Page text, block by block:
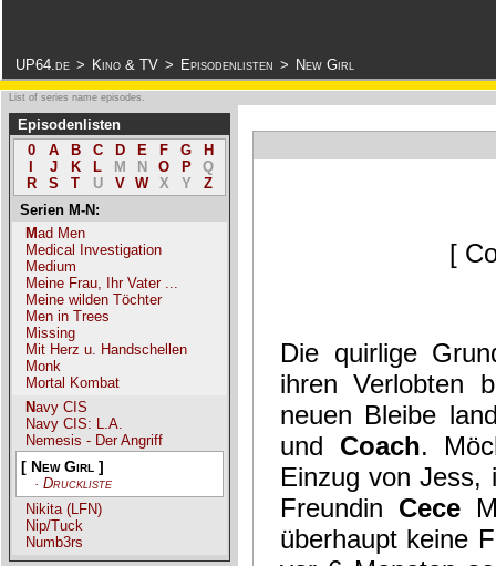
UP64.de > Kino & TV > Episodenlisten > New Girl
List of series name episodes.
Episodenlisten
0
A B C D E F G
H
J K L M N O P
Q
R
S T U V W X Y
Z
Serien M-N:
Mad Men
Medical Investigation
Medium
Meine Frau, Ihr Vater ...
Meine wilden Töchter
Men in Trees
Missing
Mit Herz u. Handschellen
Monk
Mortal Kombat
Navy CIS
Navy CIS: L.A.
Nemesis - Der Angriff
[ New Girl ]
· Druckliste
Nikita (LFN)
Nip/Tuck
Numb3rs
[
Die quirlige
ihren Verlobten
neuen Bleibe
und Coach.
Einzug von Jess,
Freundin Cece
überhaupt keine